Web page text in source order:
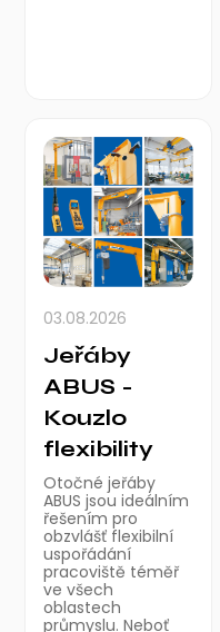
03.08.2026
Jeřáby
ABUS -
Kouzlo
flexibility
Otočné jeřáby
ABUS jsou ideálním
řešením pro
obzvlášť flexibilní
uspořádání
pracoviště téměř
ve všech
oblastech
průmyslu. Neboť